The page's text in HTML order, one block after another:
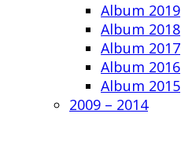
Album 2019
Album 2018
Album 2017
Album 2016
Album 2015
2009 – 2014